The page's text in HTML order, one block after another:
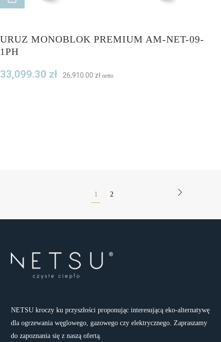
URUZ MONOBLOK PREMIUM AM-NET-09-
1PH
33,099.30 zł 26,910.00 zł netto
1 2
NETSU kroczy ku przyszłości proponując interesującą eko-alternatywę
dla ogrzewania węglowego, gazowego czy elektrycznego. Zapraszamy
do zapoznania się z naszą ofertą.